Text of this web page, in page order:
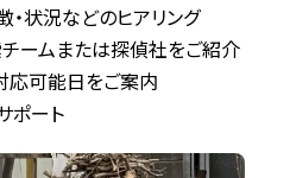
・状況などのヒアリング
ームまたは探偵社をご紹介
応可能日をご案内
ポート